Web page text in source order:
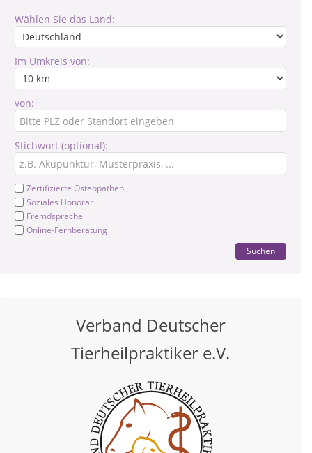
Wählen Sie das Land:
Im Umkreis von:
von:
Stichwort (optional):
Zertifizierte Osteopathen
Soziales Honorar
Fremdsprache
Online-Fernberatung
Suchen
Verband Deutscher
Tierheilpraktiker e.V.